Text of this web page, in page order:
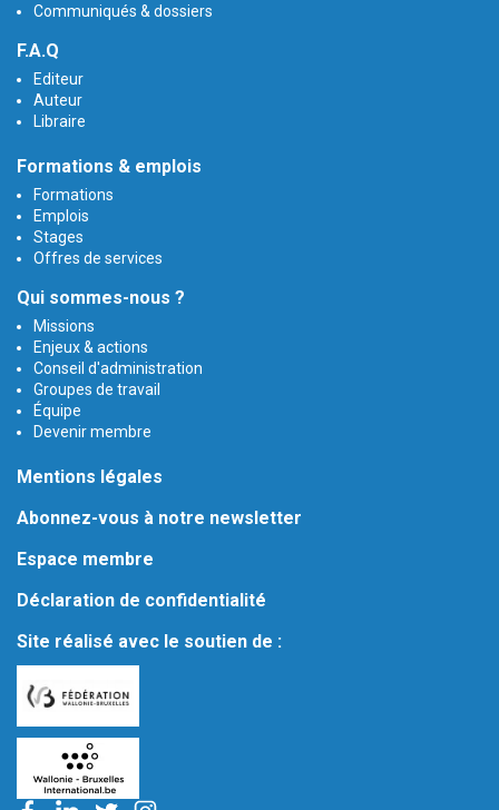
Communiqués & dossiers
F.A.Q
Editeur
Auteur
Libraire
Formations & emplois
Formations
Emplois
Stages
Offres de services
Qui sommes-nous ?
Missions
Enjeux & actions
Conseil d'administration
Groupes de travail
Équipe
Devenir membre
Mentions légales
Abonnez-vous à notre newsletter
Espace membre
Déclaration de confidentialité
Site réalisé avec le soutien de :